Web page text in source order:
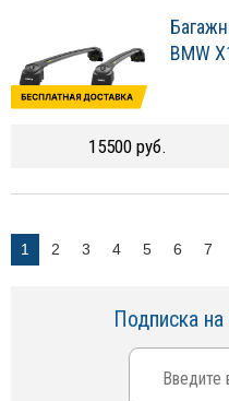
BMW
15500 руб.
1 2 3 4 5 6 7
Подписка